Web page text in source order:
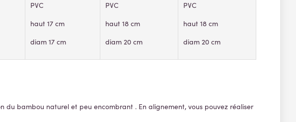
PVC
haut 17 cm
diam 17 cm
PVC
haut 18 cm
diam 20 cm
PVC
haut 18 cm
diam 20 cm
bambou naturel et peu encombrant . En alignement, vous pouvez réaliser